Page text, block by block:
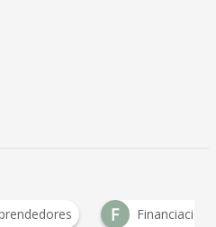
F Financiación